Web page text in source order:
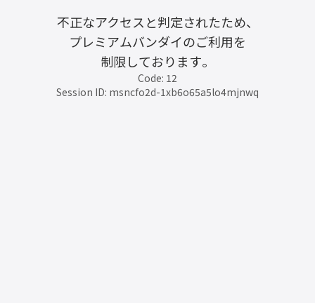
不正なアクセスと判定されたため、
プレミアムバンダイのご利用を
制限しております。
Code: 12
Session ID: msncfo2d-1xb6o65a5lo4mjnwq